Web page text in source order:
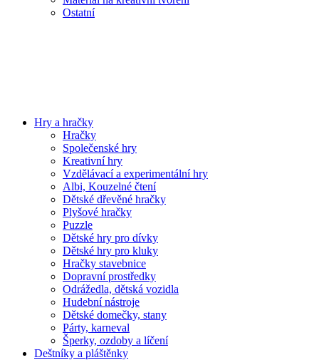
Ostatní
Hry a hračky
Hračky
Společenské hry
Kreativní hry
Vzdělávací a experimentální hry
Albi, Kouzelné čtení
Dětské dřevěné hračky
Plyšové hračky
Puzzle
Dětské hry pro dívky
Dětské hry pro kluky
Hračky stavebnice
Dopravní prostředky
Odrážedla, dětská vozidla
Hudební nástroje
Dětské domečky, stany
Párty, karneval
Šperky, ozdoby a líčení
Deštníky a pláštěnky